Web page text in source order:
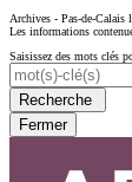
Archives - Pas-de-Calais
Les informations
Saisissez des mots clés
Recherche
Fermer